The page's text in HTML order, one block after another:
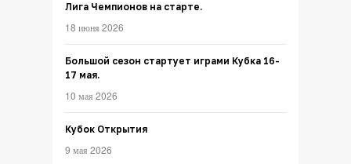
Лига Чемпионов на старте.
18 июня 2026
Большой сезон стартует играми Кубка 16-
17 мая.
10 мая 2026
Кубок Открытия
9 мая 2026